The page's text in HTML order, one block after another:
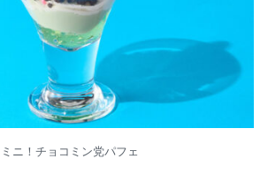
ミニ！チョコミン党パフェ